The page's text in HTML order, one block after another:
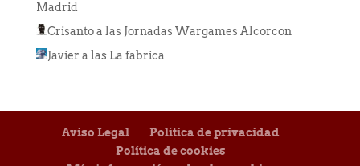
Madrid
Crisantoa las Jornadas Wargames Alcorcon
Javier a las La fabrica
Aviso Legal
Política de privacidad
Política de cookies